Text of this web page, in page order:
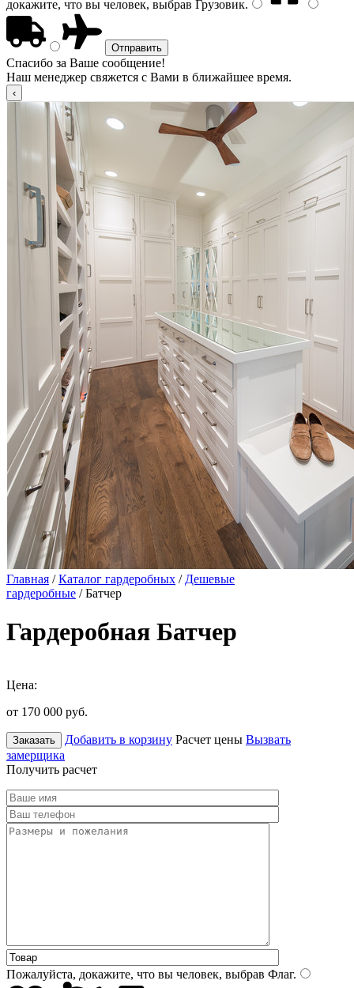
докажите, что вы человек, выбрав Грузовик.
Спасибо за Ваше сообщение!
Наш менеджер свяжется с Вами в ближайшее время.
Главная /Каталог гардеробных / Дешевые
гардеробные / Батчер
Гардеробная Батчер
Цена:
от 170 000 руб.
Заказать Добавить в корзину Расчет цены Вызвать
замерщика
Получить расчет
Пожалуйста, докажите, что вы человек, выбрав Флаг.